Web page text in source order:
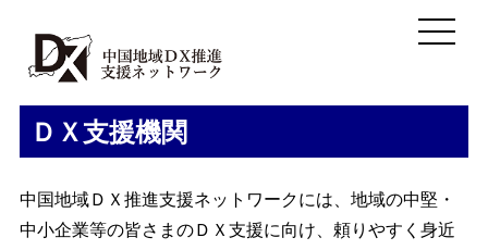
ＤＸ支援機関
中国地域ＤＸ推進支援ネットワークには、地域の中堅・
中小企業等の皆さまのＤＸ支援に向け、頼りやすく身近